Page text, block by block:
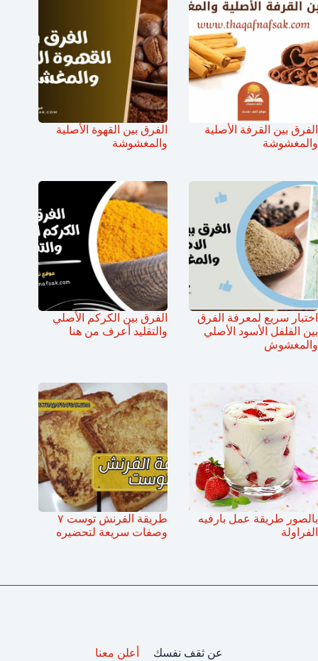
الفرق بين القرفة الأصلية
والمغشوشة
الفرق بين القهوة الأصلية
والمغشوشة
اختبار سريع لمعرفة الفرق
بين الفلفل الأسود الأصلي
والمغشوش
الفرق بين الكركم الأصلي
والتقليد أعرف من هنا
بالصور طريقة عمل بارفيه
الفراولة
طريقة الفرنش توست ٧
وصفات سريعة لتحضيره
عن ثقف نفسك
أعلن معنا